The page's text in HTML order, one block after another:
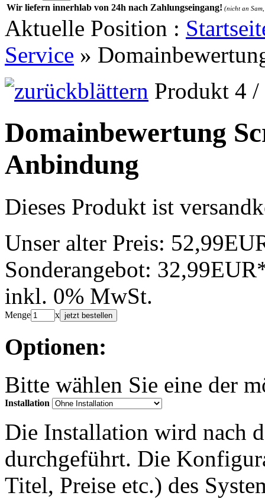
Wir liefern innerhlab von 24h nach Zahlungseingang! (nicht an
Aktuelle Position :
Service »
Produkt 4
Domainbewertung
Anbindung
Dieses Produkt ist
Unser alter Preis:
Sonderangebot:
inkl. 0% MwSt.
Menge x jetzt bestellen
Optionen:
Bitte wählen Sie eine der
Installation
Die Installation wird nach
durchgeführt. Die
Titel, Preise etc.) des